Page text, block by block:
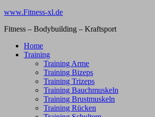
Zum
springen
www.Fitness-xl.de
Fitness – Bodybuilding – Kraftsport
Home
Training
Training Arme
Training Bizeps
Training Trizeps
Training Bauchmuskeln
Training Brustmuskeln
Training Rücken